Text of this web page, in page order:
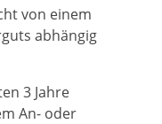
von einem
abhängig
3 Jahre
An- oder